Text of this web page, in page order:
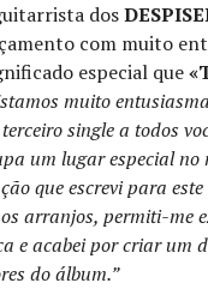
dos
com muito
especial que
muito
single a todos
um lugar especial no
que escrevi para este
arranjos, permiti-me
e acabei por criar um
do álbum.”